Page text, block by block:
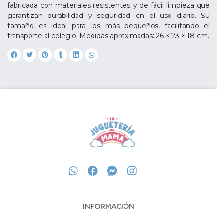
fabricada con materiales resistentes y de fácil limpieza que
garantizan durabilidad y seguridad en el uso diario. Su
tamaño es ideal para los más pequeños, facilitando el
transporte al colegio. Medidas aproximadas: 26 × 23 × 18 cm.
INFORMACIÓN